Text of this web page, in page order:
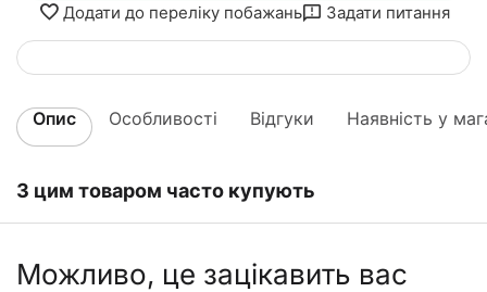
Додати до переліку побажань Задати питання
Опис Особливості Відгуки Наявність у
З цим товаром часто купують
Можливо, це зацікавить вас